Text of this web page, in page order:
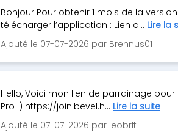
Bonjour Pour obtenir 1 mois de la
télécharger l’application : Lien d... Lire la
Ajouté le 07-07-2026 par Brennus01
Hello, Voici mon lien de parrainage
Pro :) https://join.bevel.h... Lire la suite
Ajouté le 07-07-2026 par leobrlt